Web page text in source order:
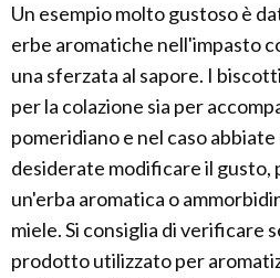
Un esempio molto gustoso è
erbe aromatiche nell'impasto
una sferzata al sapore. I
per la colazione sia per
pomeridiano e nel caso abbiate
desiderate modificare il
un'erba aromatica o
miele. Si consiglia di verificare
prodotto utilizzato per